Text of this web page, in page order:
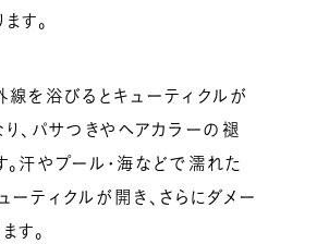
す。
線を浴びるとキューティクルが
り、パサつきやヘアカラーの褪
。汗やプール・海などで濡れた
ティクルが開き、さらにダメー
す。